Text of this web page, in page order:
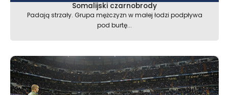
Somalijski czarnobrody
Padają strzały. Grupa mężczyzn w małej łodzi podpływa
pod burtę...